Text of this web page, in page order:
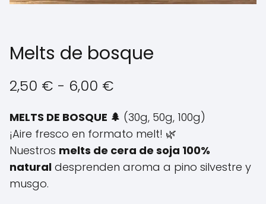
Melts de bosque
2,50 € - 6,00 €
de
precios:
desde
2,50 €
MELTS DE BOSQUE 🌲 (30g, 50g, 100g)
¡Aire fresco en formato melt! 🌿
Nuestros melts de cera de soja 100%
natural desprenden aroma a pino silvestre y
musgo.